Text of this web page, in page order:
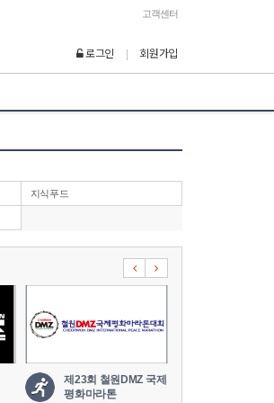
고객센터
로그인 회원가입
지식푸드
제23회 철원DMZ 국제
평화마라톤